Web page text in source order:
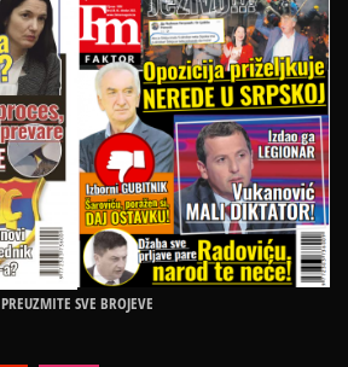
PREUZMITE SVE BROJEVE